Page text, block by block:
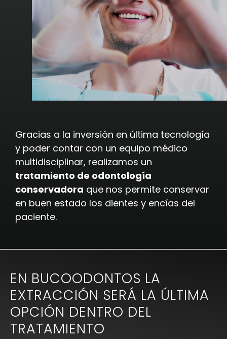
Gracias a la inversión en última tecnología
y poder contar con un equipo médico
multidisciplinar, realizamos un
tratamiento de odontología
conservadora que nos permite conservar
en buen estado los dientes y encías del
paciente.
EN BUCOODONTOS LA
EXTRACCIÓN SERÁ LA ÚLTIMA
OPCIÓN DENTRO DEL
TRATAMIENTO